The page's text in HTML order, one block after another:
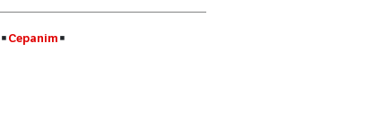
Cepanim